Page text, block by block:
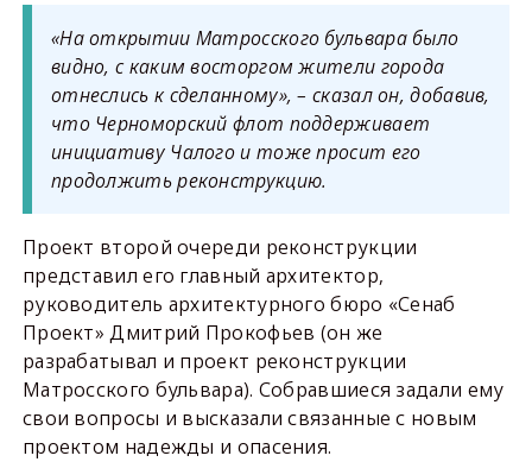
«На открытии Матросского бульвара было
видно, с каким восторгом жители города
отнеслись к сделанному», – сказал он, добавив,
что Черноморский флот поддерживает
инициативу Чалого и тоже просит его
продолжить реконструкцию.
Проект второй очереди реконструкции
представил его главный архитектор,
руководитель архитектурного бюро «Сенаб
Проект» Дмитрий Прокофьев (он же
разрабатывал и проект реконструкции
Матросского бульвара). Собравшиеся задали ему
свои вопросы и высказали связанные с новым
проектом надежды и опасения.